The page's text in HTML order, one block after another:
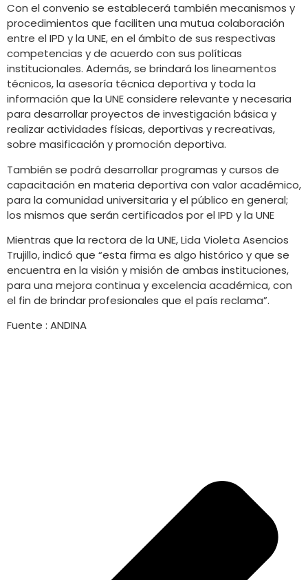
Con el convenio se establecerá también mecanismos y
procedimientos que faciliten una mutua colaboración
entre el IPD y la UNE, en el ámbito de sus respectivas
competencias y de acuerdo con sus políticas
institucionales. Además, se brindará los lineamentos
técnicos, la asesoría técnica deportiva y toda la
información que la UNE considere relevante y necesaria
para desarrollar proyectos de investigación básica y
realizar actividades físicas, deportivas y recreativas,
sobre masificación y promoción deportiva.
También se podrá desarrollar programas y cursos de
capacitación en materia deportiva con valor académico,
para la comunidad universitaria y el público en general;
los mismos que serán certificados por el IPD y la UNE
Mientras que la rectora de la UNE, Lida Violeta Asencios
Trujillo, indicó que “esta firma es algo histórico y que se
encuentra en la visión y misión de ambas instituciones,
para una mejora continua y excelencia académica, con
el fin de brindar profesionales que el país reclama”.
Fuente : ANDINA